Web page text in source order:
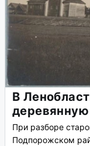
В
При разборе
Подпорожском